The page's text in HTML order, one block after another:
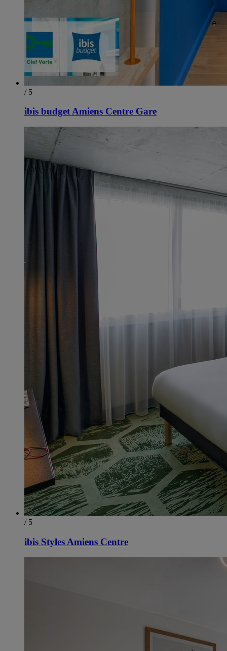
/ 5
ibis budget Amiens Centre Gare
/ 5
ibis Styles Amiens Centre